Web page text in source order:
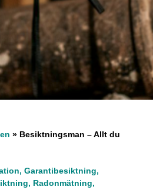
» Besiktningsman – Allt du
, Garantibesiktning,
, Radonmätning,